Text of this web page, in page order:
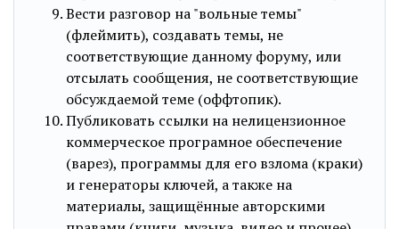
Вести разговор на "вольные темы"
(флеймить), создавать темы, не
соответствующие данному форуму, или
отсылать сообщения, не соответствующие
обсуждаемой теме (оффтопик).
Публиковать ссылки на нелицензионное
коммерческое програмное обеспечение
(варез), программы для его взлома (краки)
и генераторы ключей, а также на
материалы, защищённые авторскими